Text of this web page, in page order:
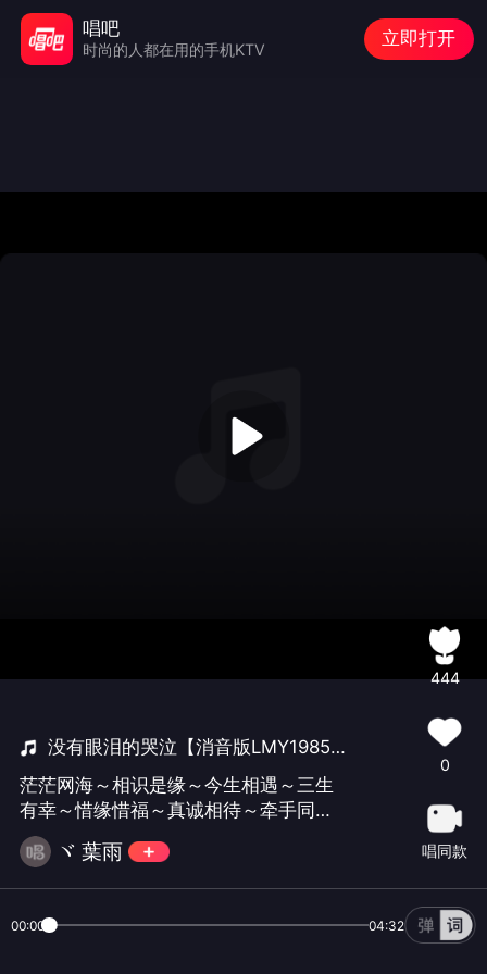
没有眼泪的哭泣【消音版LMY1985】
茫茫网海～相识是缘～今生相遇～三生
有幸～惜缘惜福～真诚相待～牵手同行
～永远珍惜～感谢有你～们…… 祝自己
生快👉 东北
ヾ 葉雨
444
0
唱同款
00:00 04:32
唱吧
时尚的人都在用的手机KTV
立即打开